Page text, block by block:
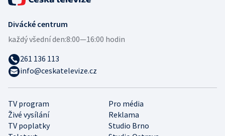
TV program
Pro média
Živé vysílání
Reklama
TV poplatky
Studio Brno
Divácké centrum
každý všední den:8:00—16:00 hodin
261 136 113
info@ceskatelevize.cz